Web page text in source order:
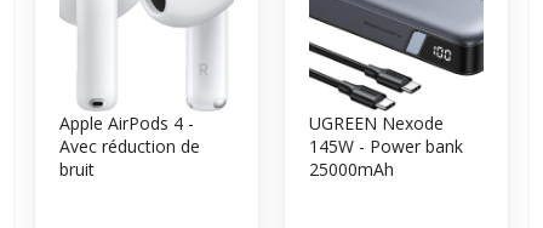
Apple AirPods 4 -
Avec réduction de
bruit
UGREEN Nexode
145W - Power bank
25000mAh